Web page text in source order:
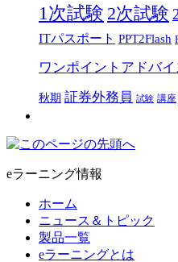
1次試験 2次試験
ITパスポート PPT2Flash
ワンポイントアドバイ
秋期 証券外務員 試験 講座
eラーニング情報
ホーム
ニュース＆トピック
製品一覧
eラーニングとは